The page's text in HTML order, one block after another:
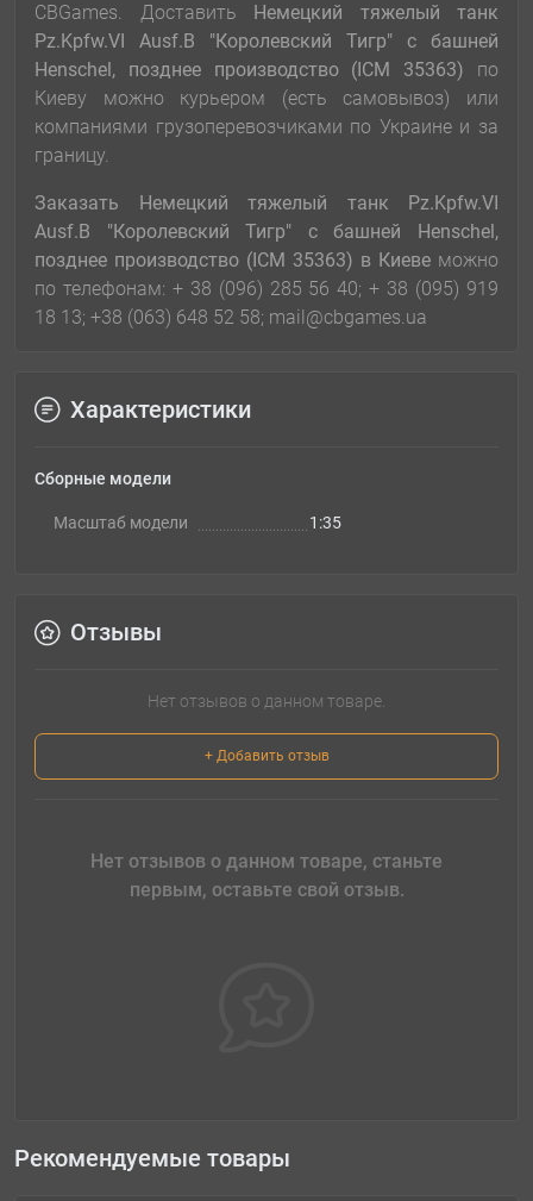
CBGames. Доставить Немецкий тяжелый танк
Pz.Kpfw.VI Ausf.B "Королевский Тигр" с башней
Henschel, позднее производство (ICM 35363) по
Киеву можно курьером (есть самовывоз) или
компаниями грузоперевозчиками по Украине и за
границу.
Заказать Немецкий тяжелый танк Pz.Kpfw.VI
Ausf.B "Королевский Тигр" с башней Henschel,
позднее производство (ICM 35363) в Киеве можно
по телефонам: + 38 (096) 285 56 40; + 38 (095) 919
18 13; +38 (063) 648 52 58; mail@cbgames.ua
Характеристики
Сборные модели
Масштаб модели 1:35
Отзывы
Нет отзывов о данном товаре.
+ Добавить отзыв
Нет отзывов о данном товаре, станьте
первым, оставьте свой отзыв.
Рекомендуемые товары